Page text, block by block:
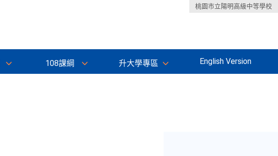
桃園市立陽明高級中等學校
108課綱 升大學專區 English Version